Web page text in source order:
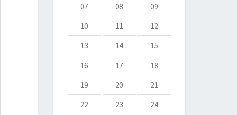
07
08
09
10
11
12
13
14
15
16
17
18
19
20
21
22
23
24